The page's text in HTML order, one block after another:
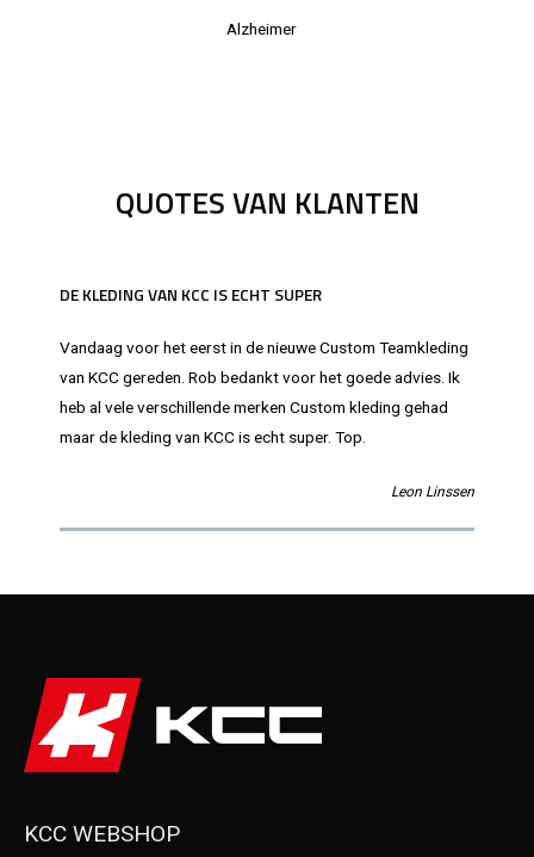
Alzheimer
QUOTES VAN KLANTEN
DE KLEDING VAN KCC IS ECHT SUPER
Vandaag voor het eerst in de nieuwe Custom Teamkleding
van KCC gereden. Rob bedankt voor het goede advies. Ik
heb al vele verschillende merken Custom kleding gehad
maar de kleding van KCC is echt super. Top.
Leon Linssen
KCC WEBSHOP